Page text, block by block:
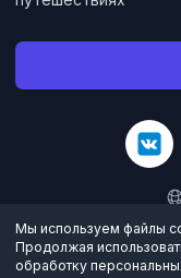
©2026
Мы используем файлы
Продолжая
обработку